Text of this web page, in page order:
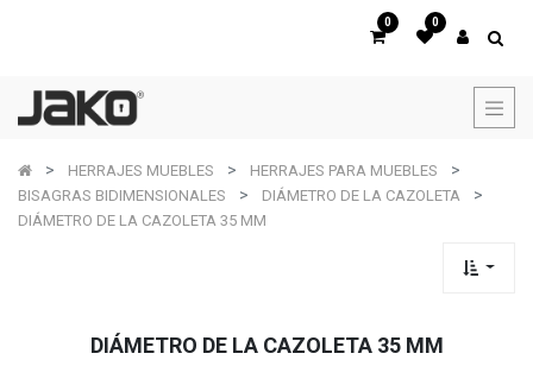
0 0
HERRAJES MUEBLES
HERRAJES PARA MUEBLES
BISAGRAS BIDIMENSIONALES
DIÁMETRO DE LA CAZOLETA
DIÁMETRO DE LA CAZOLETA 35 MM
DIÁMETRO DE LA CAZOLETA 35 MM